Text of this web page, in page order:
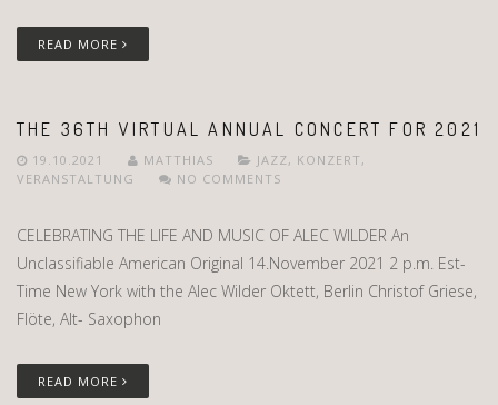
READ MORE
THE 36TH VIRTUAL ANNUAL CONCERT FOR 2021
19.10.2021 MATTHIAS JAZZ, KONZERT ,
VERANSTALTUNG
NO COMMENTS
CELEBRATING THE LIFE AND MUSIC OF ALEC WILDER An
Unclassifiable American Original 14.November 2021 2 p.m. Est-
Time New York with the Alec Wilder Oktett, Berlin Christof Griese,
Flöte, Alt- Saxophon
READ MORE